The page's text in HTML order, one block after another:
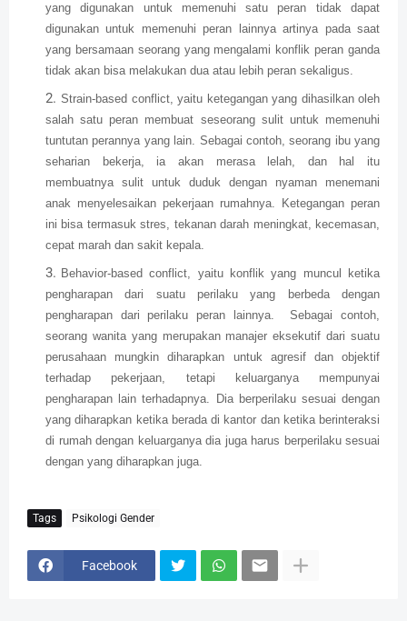
yang digunakan untuk memenuhi satu peran tidak dapat
digunakan untuk memenuhi peran lainnya artinya pada saat
yang bersamaan seorang yang mengalami konflik peran ganda
tidak akan bisa melakukan dua atau lebih peran sekaligus.
Strain-based conflict, yaitu ketegangan yang dihasilkan oleh
salah satu peran membuat seseorang sulit untuk memenuhi
tuntutan perannya yang lain. Sebagai contoh, seorang ibu yang
seharian bekerja, ia akan merasa lelah, dan hal itu
membuatnya sulit untuk duduk dengan nyaman menemani
anak menyelesaikan pekerjaan rumahnya. Ketegangan peran
ini bisa termasuk stres, tekanan darah meningkat, kecemasan,
cepat marah dan sakit kepala.
Behavior-based conflict, yaitu konflik yang muncul ketika
pengharapan dari suatu perilaku yang berbeda dengan
pengharapan dari perilaku peran lainnya. Sebagai contoh,
seorang wanita yang merupakan manajer eksekutif dari suatu
perusahaan mungkin diharapkan untuk agresif dan objektif
terhadap pekerjaan, tetapi keluarganya mempunyai
pengharapan lain terhadapnya. Dia berperilaku sesuai dengan
yang diharapkan ketika berada di kantor dan ketika berinteraksi
di rumah dengan keluarganya dia juga harus berperilaku sesuai
dengan yang diharapkan juga.
Tags Psikologi Gender
Facebook